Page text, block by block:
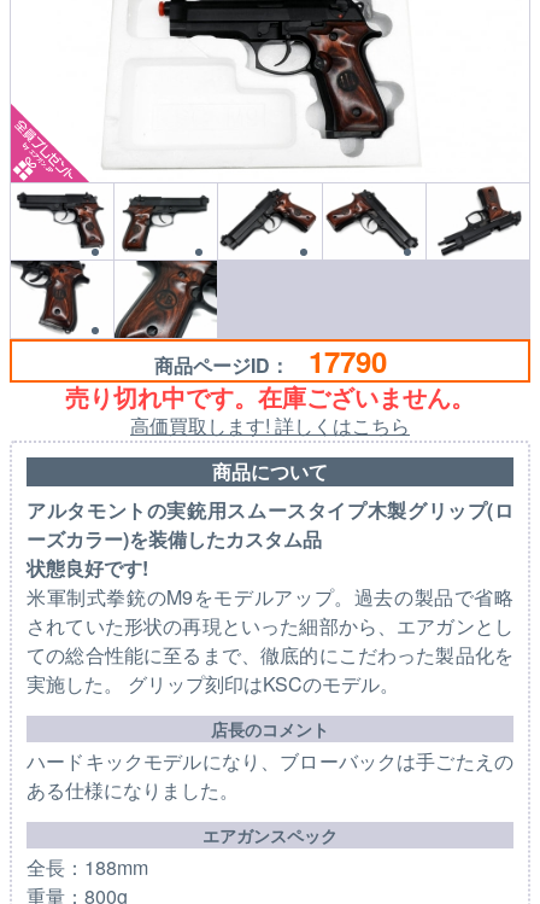
商品ページID： 17790
売り切れ中です。在庫ございません。
高価買取します! 詳しくはこちら
商品について
アルタモントの実銃用スムースタイプ木製グリップ(ロ
ーズカラー)を装備したカスタム品
状態良好です!
米軍制式拳銃のM9をモデルアップ。過去の製品で省略
されていた形状の再現といった細部から、エアガンとし
ての総合性能に至るまで、徹底的にこだわった製品化を
実施した。 グリップ刻印はKSCのモデル。
店長のコメント
ハードキックモデルになり、ブローバックは手ごたえの
ある仕様になりました。
エアガンスペック
全長：188mm
重量：800g